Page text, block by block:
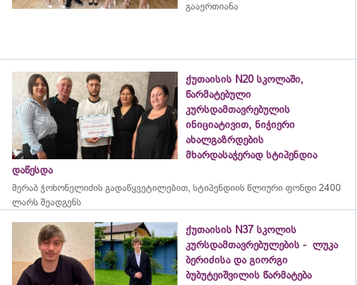
გააერთიანა
ქუთაისის N20 სკოლაში,
წარმატებული
კურსდამთავრებულის
ინიციატივით, ნიჭიერი
ახალგაზრდების
მხარდასაჭერად სტიპენდია
დაწესდა
მერაბ ჭოხონელიძის გადაწყვეტილებით, სტიპენდიის წლიური ფონდი 2400
ლარს შეადგენს
ქუთაისის N37 სკოლის
კურსდამთავრებულების - ლუკა
ბერიძისა და გიორგი
ბუბუტეიშვილის წარმატება